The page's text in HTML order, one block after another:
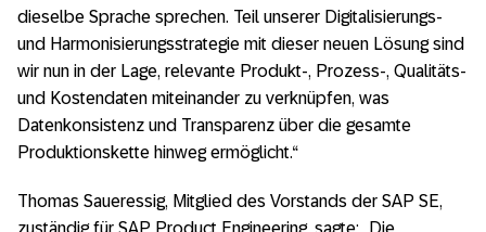
dieselbe Sprache sprechen. Teil unserer Digitalisierungs-
und Harmonisierungsstrategie mit dieser neuen Lösung sind
wir nun in der Lage, relevante Produkt-, Prozess-, Qualitäts-
und Kostendaten miteinander zu verknüpfen, was
Datenkonsistenz und Transparenz über die gesamte
Produktionskette hinweg ermöglicht.“
Thomas Saueressig, Mitglied des Vorstands der SAP SE,
zuständig für SAP Product Engineering, sagte: „Die